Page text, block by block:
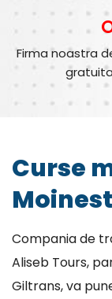
Firma noastra
Curse
Compania de
Aliseb Tours,
Giltrans, va